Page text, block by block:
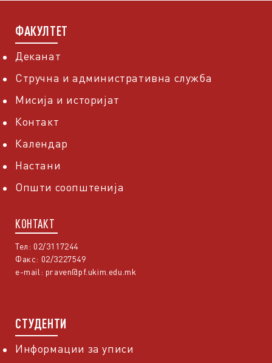
ФАКУЛТЕТ
Деканат
Стручна и административна служба
Мисија и историјат
Контакт
Календар
Настани
Општи соопштенија
КОНТАКТ
Тел: 02/3117244
Факс: 02/3227549
e-mail: praven@pf.ukim.edu.mk
СТУДЕНТИ
Информации за уписи